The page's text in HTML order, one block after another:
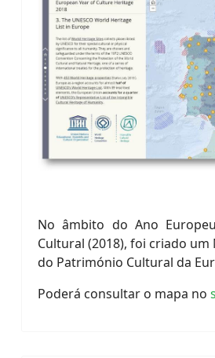
No âmbito do Ano
Cultural (2018), foi criado
do Património Cultural da
Poderá consultar o mapa no